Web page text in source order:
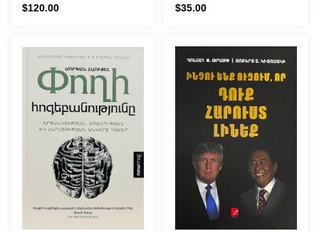
$120.00
$35.00